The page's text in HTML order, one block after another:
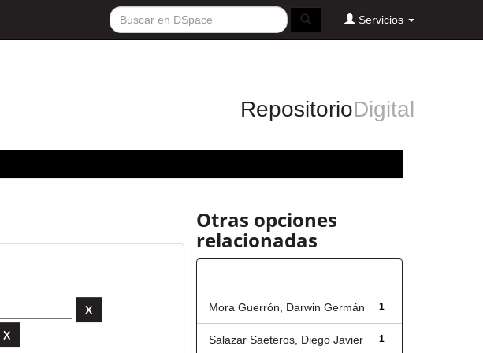
Servicios
RepositorioDigital
Otras opciones
relacionadas
1
Mora Guerrón, Darwin Germán
1
Salazar Saeteros, Diego Javier